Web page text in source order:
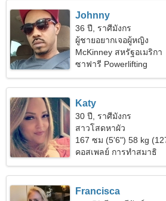
Johnny
36 ปี, ราศีมังกร
ผู้ชายอยากเจอผู้หญิง
McKinney สหรัฐอเมริกา
ซาฟารี Powerlifting
Katy
30 ปี, ราศีมังกร
สาวโสดหาผัว
167 ซม (5'6") 58 kg
คอสเพลย์ การทำสมาธิ
Francisca